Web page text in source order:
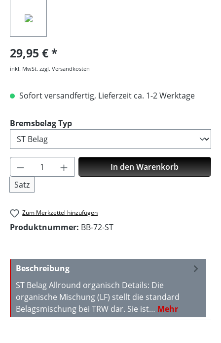
29,95 €
inkl. MwSt. zzgl. Versandkosten
Sofort versandfertig, Lieferzeit ca. 1-2 Werktage
Bremsbelag Typauswählen
Produkt Anzahl: Gib den gewünschten
Satz
In den Warenkorb
Zum Merkzettel hinzufügen
Produktnummer: BB-72-ST
Beschreibung
ST Belag Allround organisch Details: Die
organische Mischung (LF) stellt die standard
Belagsmischung bei TRW dar. Sie ist… Mehr